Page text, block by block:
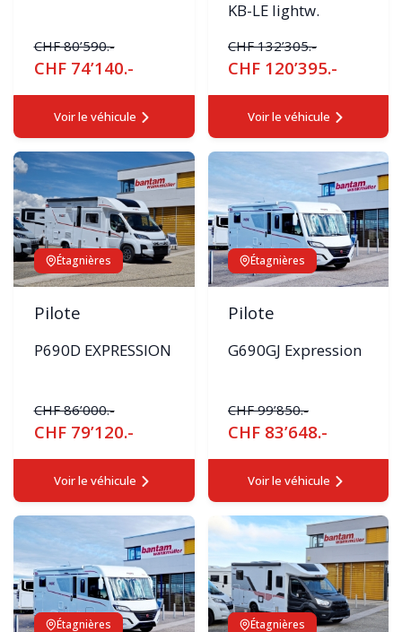
CHF 80’590.-
CHF 74’140.-
Voir le véhicule
KB-LE lightw.
CHF 132’305.-
CHF 120’395.-
Voir le véhicule
Étagnières
Pilote
P690D EXPRESSION
CHF 86’000.-
CHF 79’120.-
Voir le véhicule
Étagnières
Pilote
G690GJ Expression
CHF 99’850.-
CHF 83’648.-
Voir le véhicule
Étagnières Étagnières